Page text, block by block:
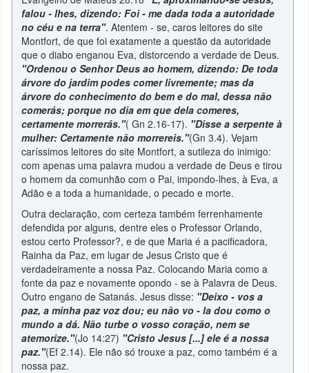
falou - lhes, dizendo: Foi - me dada toda a autoridade
no céu e na terra". Atentem - se, caros leitores do site
Montfort, de que foi exatamente a questão da autoridade
que o diabo enganou Eva, distorcendo a verdade de Deus.
"Ordenou o Senhor Deus ao homem, dizendo: De toda
árvore do jardim podes comer livremente; mas da
árvore do conhecimento do bem e do mal, dessa não
comerás; porque no dia em que dela comeres,
certamente morrerás."( Gn 2.16-17). "Disse a serpente à
mulher: Certamente não morrereis."(Gn 3.4). Vejam
caríssimos leitores do site Montfort, a sutileza do inimigo:
com apenas uma palavra mudou a verdade de Deus e tirou
o homem da comunhão com o Pai, impondo-lhes, à Eva, a
Adão e a toda a humanidade, o pecado e morte.
Outra declaração, com certeza também ferrenhamente
defendida por alguns, dentre eles o Professor Orlando,
estou certo Professor?, e de que Maria é a pacificadora,
Rainha da Paz, em lugar de Jesus Cristo que é
verdadeiramente a nossa Paz. Colocando Maria como a
fonte da paz e novamente opondo - se à Palavra de Deus.
Outro engano de Satanás. Jesus disse: "Deixo - vos a
paz, a minha paz voz dou; eu não vo - la dou como o
mundo a dá. Não turbe o vosso coração, nem se
atemorize."(Jo 14:27) "Cristo Jesus [...] ele é a nossa
paz."(Ef 2.14). Ele não só trouxe a paz, como também é a
nossa paz.